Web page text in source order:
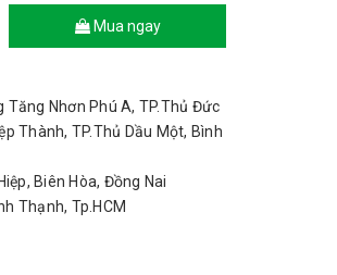
Mua ngay
Nhơn Phú A, TP.Thủ Đức
Thành, TP.Thủ Dầu Một, Bình
Biên Hòa, Đồng Nai
Thạnh, Tp.HCM